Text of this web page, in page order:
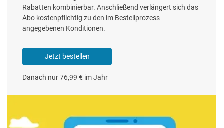
Rabatten kombinierbar. Anschließend verlängert sich das
Abo kostenpflichtig zu den im Bestellprozess
angegebenen Konditionen.
Jetzt bestellen
Danach nur 76,99 € im Jahr